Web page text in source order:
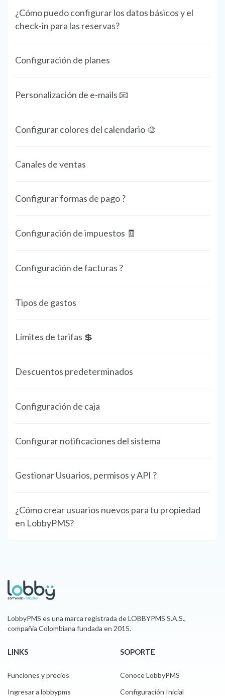
¿Cómo puedo configurar los datos básicos y el
check-in para las reservas?
Configuración de planes
Personalización de e-mails 📧
Configurar colores del calendario 🎨
Canales de ventas
Configurar formas de pago ?
Configuración de impuestos 🧾
Configuración de facturas ?
Tipos de gastos
Límites de tarifas 💲
Descuentos predeterminados
Configuración de caja
Configurar notificaciones del sistema
Gestionar Usuarios, permisos y API ?
¿Cómo crear usuarios nuevos para tu propiedad
en LobbyPMS?
LobbyPMS es una marca registrada de LOBBYPMS S.A.S.,
compañía Colombiana fundada en 2015.
LINKS
Funciones y precios
Ingresar a lobbypms
SOPORTE
Conoce LobbyPMS
Configuración Inicial